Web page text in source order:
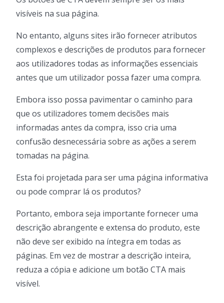
visíveis na sua página.
No entanto, alguns sites irão fornecer atributos
complexos e descrições de produtos para fornecer
aos utilizadores todas as informações essenciais
antes que um utilizador possa fazer uma compra.
Embora isso possa pavimentar o caminho para
que os utilizadores tomem decisões mais
informadas antes da compra, isso cria uma
confusão desnecessária sobre as ações a serem
tomadas na página.
Esta foi projetada para ser uma página informativa
ou pode comprar lá os produtos?
Portanto, embora seja importante fornecer uma
descrição abrangente e extensa do produto, este
não deve ser exibido na íntegra em todas as
páginas. Em vez de mostrar a descrição inteira,
reduza a cópia e adicione um botão CTA mais
visível.